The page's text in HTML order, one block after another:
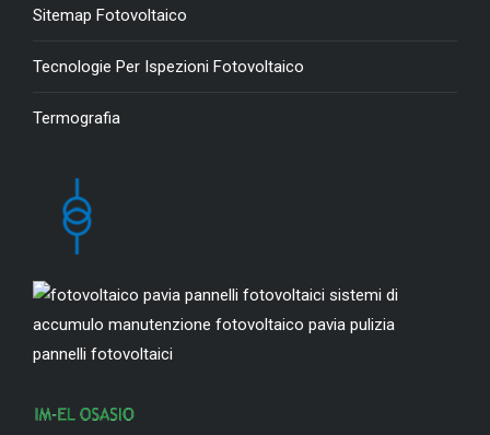
Sitemap Fotovoltaico
Tecnologie Per Ispezioni Fotovoltaico
Termografia